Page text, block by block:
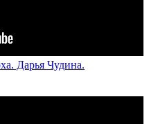
Дарья Чудина.